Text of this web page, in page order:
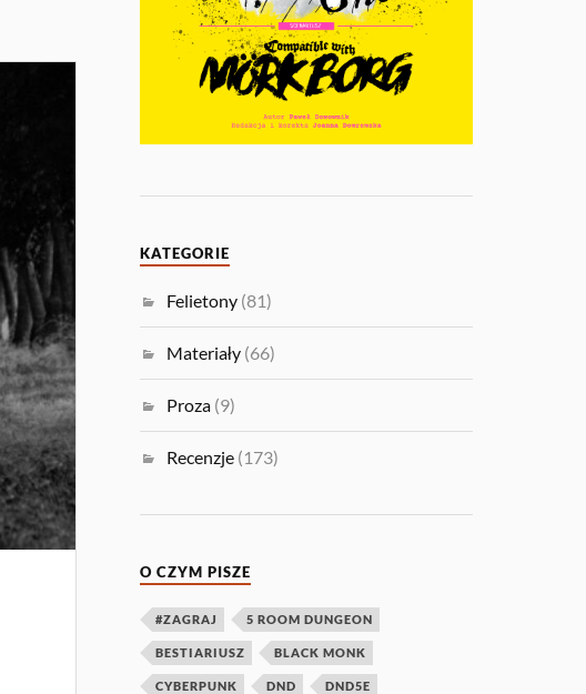
KATEGORIE
Felietony (81)
Materiały (66)
Proza (9)
Recenzje (173)
O CZYM PISZE
#ZAGRAJ 5 ROOM DUNGEON
BESTIARIUSZ BLACK MONK
CYBERPUNK DND DND5E